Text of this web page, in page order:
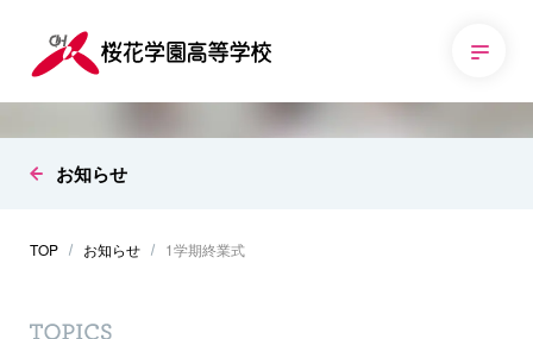
お知らせ
TOP お知らせ 1学期終業式